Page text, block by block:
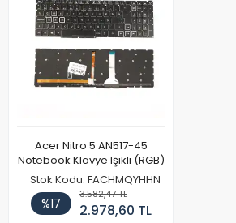
Acer Nitro 5 AN517-45
Notebook Klavye Işıklı (RGB)
Stok Kodu: FACHMQYHHN
%17
3.582,47 TL
2.978,60 TL